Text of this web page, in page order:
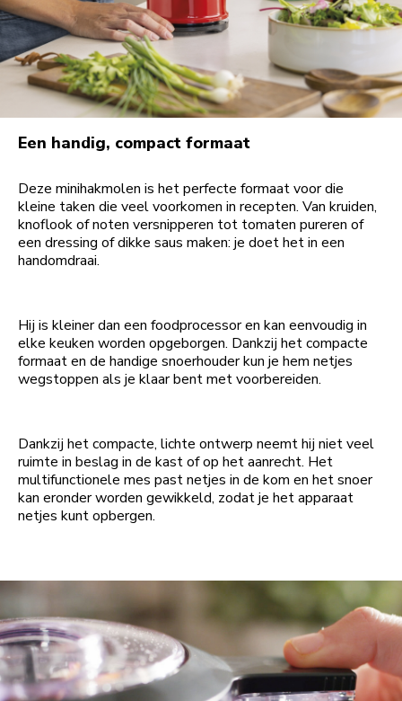
Een handig, compact formaat
Deze minihakmolen is het perfecte formaat voor die
kleine taken die veel voorkomen in recepten. Van kruiden,
knoflook of noten versnipperen tot tomaten pureren of
een dressing of dikke saus maken: je doet het in een
handomdraai.
Hij is kleiner dan een foodprocessor en kan eenvoudig in
elke keuken worden opgeborgen. Dankzij het compacte
formaat en de handige snoerhouder kun je hem netjes
wegstoppen als je klaar bent met voorbereiden.
Dankzij het compacte, lichte ontwerp neemt hij niet veel
ruimte in beslag in de kast of op het aanrecht. Het
multifunctionele mes past netjes in de kom en het snoer
kan eronder worden gewikkeld, zodat je het apparaat
netjes kunt opbergen.